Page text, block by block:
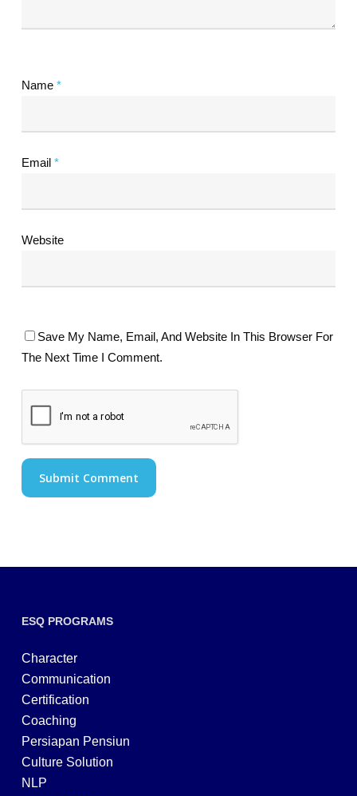
Name *
Email *
Website
Save My Name, Email, And Website In This Browser For
The Next Time I Comment.
ESQ PROGRAMS
Character
Communication
Certification
Coaching
Persiapan Pensiun
Culture Solution
NLP